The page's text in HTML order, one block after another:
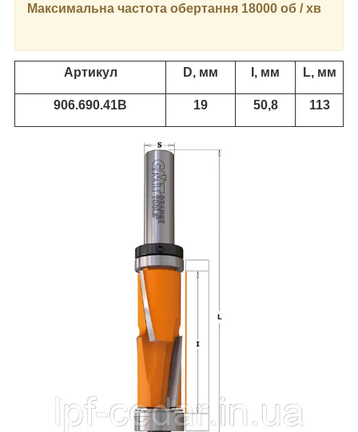
Максимальна частота обертання 18000 об / хв
Артикул D, мм I, мм L, мм
906.690.41В 19 50,8 113